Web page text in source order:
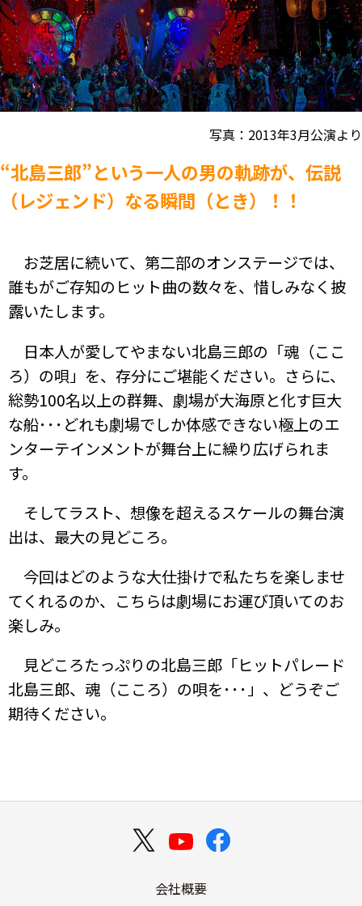
写真：2013年3月公演より
“北島三郎”という一人の男の軌跡が、伝説
（レジェンド）なる瞬間（とき）！！
お芝居に続いて、第二部のオンステージでは、
誰もがご存知のヒット曲の数々を、惜しみなく披
露いたします。
日本人が愛してやまない北島三郎の「魂（ここ
ろ）の唄」を、存分にご堪能ください。さらに、
総勢100名以上の群舞、劇場が大海原と化す巨大
な船･･･どれも劇場でしか体感できない極上のエ
ンターテインメントが舞台上に繰り広げられま
す。
そしてラスト、想像を超えるスケールの舞台演
出は、最大の見どころ。
今回はどのような大仕掛けで私たちを楽しませ
てくれるのか、こちらは劇場にお運び頂いてのお
楽しみ。
見どころたっぷりの北島三郎「ヒットパレード
北島三郎、魂（こころ）の唄を･･･」、どうぞご
期待ください。
会社概要